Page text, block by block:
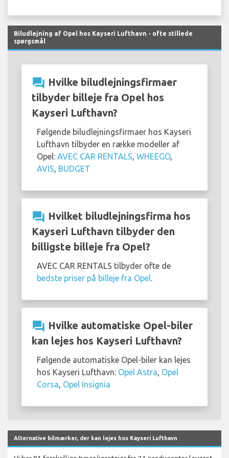
Biludlejning af Opel hos Kayseri Lufthavn - ofte stillede
spørgsmål
question_answer Hvilke biludlejningsfirmaer
tilbyder billeje fra Opel hos
Kayseri Lufthavn?
Følgende biludlejningsfirmaer hos Kayseri
Lufthavn tilbyder en række modeller af
Opel: AVEC CAR RENTALS, WHEEGO,
AVIS, BUDGET
question_answer Hvilket biludlejningsfirma hos
Kayseri Lufthavn tilbyder den
billigste billeje fra Opel?
AVEC CAR RENTALS tilbyder ofte de
bedste priser på billeje fra Opel.
question_answer Hvilke automatiske Opel-biler
kan lejes hos Kayseri Lufthavn?
Følgende automatiske Opel-biler kan lejes
hos Kayseri Lufthavn: Opel Astra, Opel
Corsa, Opel Insignia
Alternative bilmærker, der kan lejes hos Kayseri Lufthavn